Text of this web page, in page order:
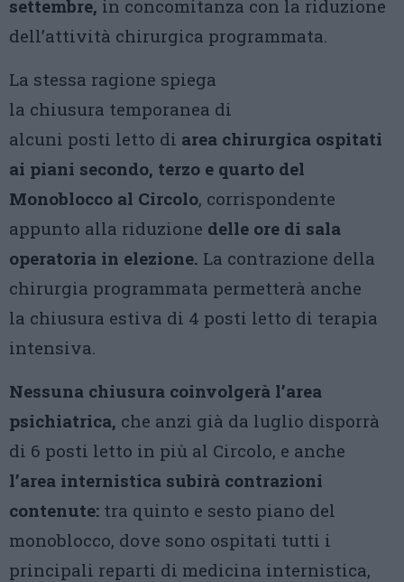
settembre, in concomitanza con la riduzione
dell’attività chirurgica programmata.
La stessa ragione spiega
la chiusura temporanea di
alcuni posti letto di area chirurgica ospitati
ai piani secondo, terzo e quarto del
Monoblocco al Circolo, corrispondente
appunto alla riduzione delle ore di sala
operatoria in elezione. La contrazione della
chirurgia programmata permetterà anche
la chiusura estiva di 4 posti letto di terapia
intensiva.
Nessuna chiusura coinvolgerà l’area
psichiatrica, che anzi già da luglio disporrà
di 6 posti letto in più al Circolo, e anche
l’area internistica subirà contrazioni
contenute: tra quinto e sesto piano del
monoblocco, dove sono ospitati tutti i
principali reparti di medicina internistica,